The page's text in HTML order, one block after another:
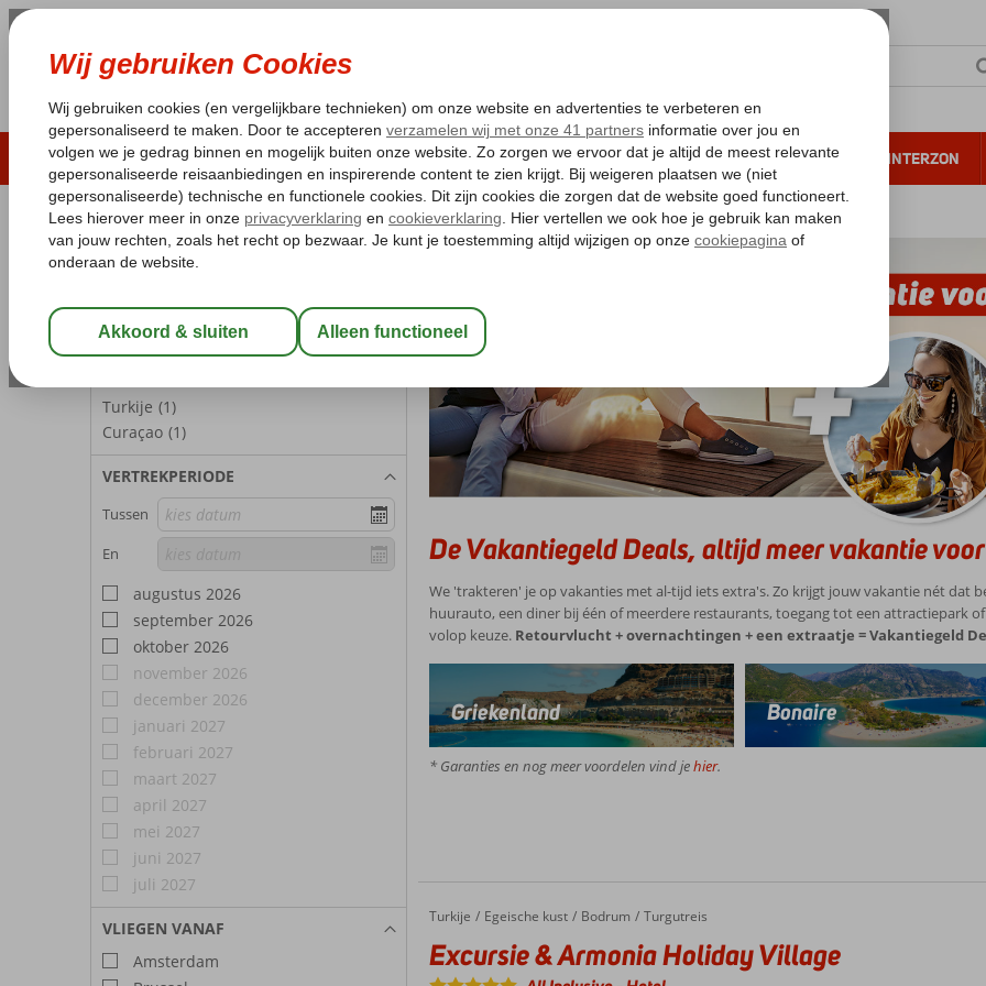
LAST MINUTE ZOMER 2026 ZONVAKANTIE VERRE REIZEN ALL INCLUSIVE WINTERZON
Pakketgarantie Laagsteprijsgarantie* Gratis annuleren*
REISGEZELSCHAP
Wijzig Reisgezelschap
Turkije (1)
Curaçao (1)
VERTREKPERIODE
Tussen
En
augustus 2026
september 2026
oktober 2026
november 2026
december 2026
januari 2027
februari 2027
maart 2027
april 2027
mei 2027
juni 2027
juli 2027
VLIEGEN VANAF
Amsterdam
De Vakantiegeld Deals, altijd meer vakantie
We 'trakteren' je op vakanties met al-tijd iets extra's. Zo krijgt jouw vakantie nét dat
huurauto, een diner bij één of meerdere restaurants, toegang tot een attractiepark
volop keuze. Retourvlucht + overnachtingen + een extraatje = Vakantiegeld
Griekenland Bonaire
* Garanties en nog meer voordelen vind jehier.
Home
Turkije Egeische kust Bodrum Turgutreis
Excursie & Armonia Holiday Village
Excursie & Armonia Holiday Village